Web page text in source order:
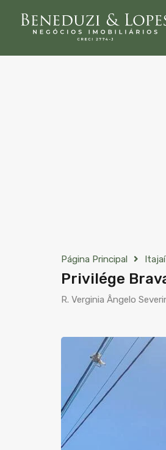
Página Principal Itajaí
Privilége
R. Verginia Ângelo